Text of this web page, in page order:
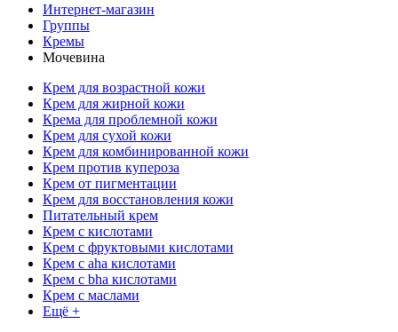
Интернет-магазин
Группы
Кремы
Мочевина
Крем для возрастной кожи
Крем для жирной кожи
Крема для проблемной кожи
Крем для сухой кожи
Крем для комбинированной кожи
Крем против купероза
Крем от пигментации
Крем для восстановления кожи
Питательный крем
Крем с кислотами
Крем с фруктовыми кислотами
Крем с aha кислотами
Крем с bha кислотами
Крем с маслами
Ещё +